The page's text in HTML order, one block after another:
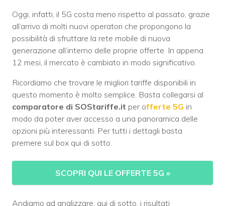
Oggi, infatti, il 5G costa meno rispetto al passato, grazie
all’arrivo di molti nuovi operatori che propongono la
possibilità di sfruttare la rete mobile di nuova
generazione all’interno delle proprie offerte. In appena
12 mesi, il mercato è cambiato in modo significativo.
Ricordiamo che trovare le migliori tariffe disponibili in
questo momento è molto semplice. Basta collegarsi al
comparatore di SOStariffe.it per offerte 5G in
modo da poter aver accesso a una panoramica delle
opzioni più interessanti. Per tutti i dettagli basta
premere sul box qui di sotto.
SCOPRI QUI LE OFFERTE 5G »
Andiamo ad analizzare, qui di sotto, i risultati